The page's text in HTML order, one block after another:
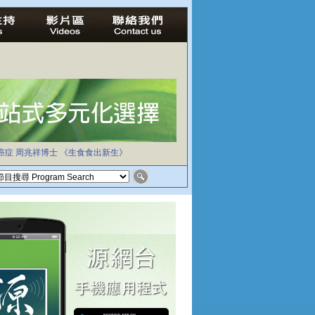
症 周兆祥博士 《生食食出新生》